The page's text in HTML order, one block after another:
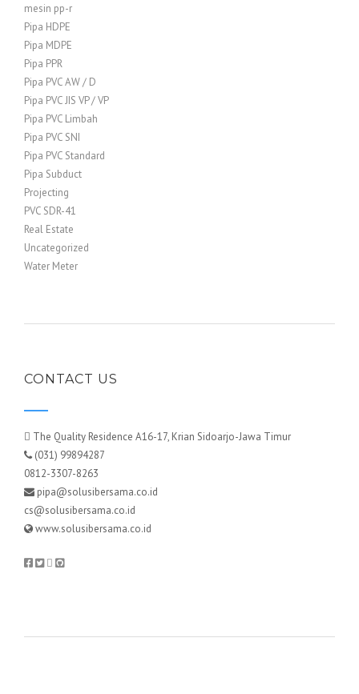
mesin pp-r
Pipa HDPE
Pipa MDPE
Pipa PPR
Pipa PVC AW / D
Pipa PVC JIS VP / VP
Pipa PVC Limbah
Pipa PVC SNI
Pipa PVC Standard
Pipa Subduct
Projecting
PVC SDR-41
Real Estate
Uncategorized
Water Meter
CONTACT US
The Quality Residence A16-17, Krian Sidoarjo-Jawa Timur
(031) 99894287
0812-3307-8263
pipa@solusibersama.co.id
cs@solusibersama.co.id
www.solusibersama.co.id